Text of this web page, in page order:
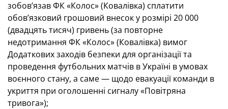
зобов’язав ФК «Колос» (Ковалівка) сплатити
обов’язковий грошовий внесок у розмірі 20 000
(двадцять тисяч) гривень (за повторне
недотримання ФК «Колос» (Ковалівка) вимог
Додаткових заходів безпеки для організації та
проведення футбольних матчів в Україні в умовах
воєнного стану, а саме — щодо евакуації команди в
укриття при оголошенні сигналу «Повітряна
тривога»);